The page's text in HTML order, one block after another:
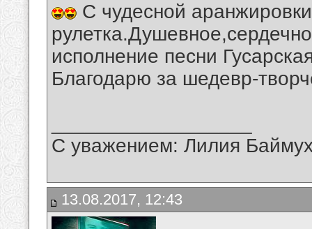
С чудесной
исполнение песни
Благодарю за шедевр-
С уважением: Лилия
13.08.2017, 12:43